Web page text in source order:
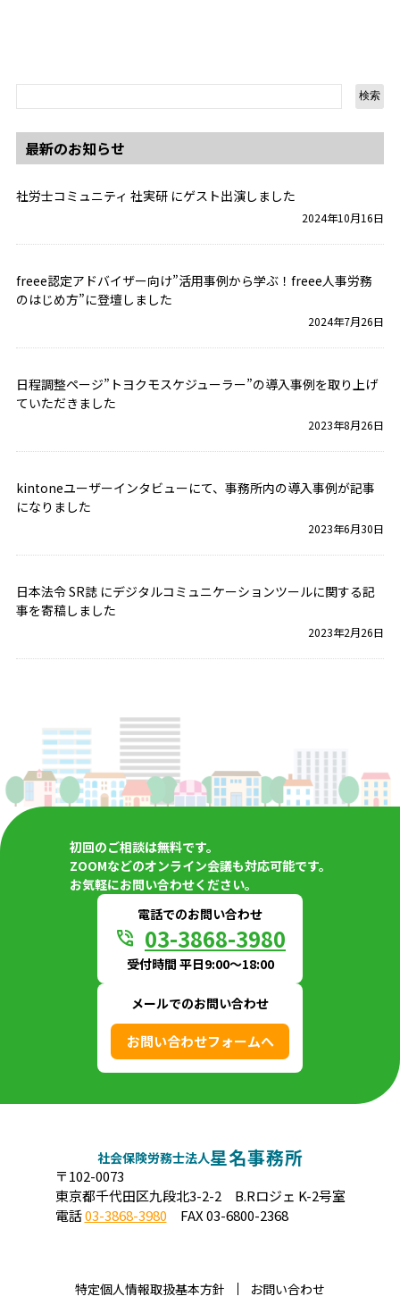
検索
最新のお知らせ
社労士コミュニティ 社実研 にゲスト出演しました
2024年10月16日
freee認定アドバイザー向け”活用事例から学ぶ！freee人事労務
のはじめ方”に登壇しました
2024年7月26日
日程調整ページ”トヨクモスケジューラー”の導入事例を取り上げ
ていただきました
2023年8月26日
kintoneユーザーインタビューにて、事務所内の導入事例が記事
になりました
2023年6月30日
日本法令 SR誌 にデジタルコミュニケーションツールに関する記
事を寄稿しました
2023年2月26日
初回のご相談は無料です。
ZOOMなどのオンライン会議も対応可能です。
お気軽にお問い合わせください。
電話でのお問い合わせ
phone_in_talk 03-3868-3980
受付時間 平日9:00〜18:00
メールでのお問い合わせ
お問い合わせフォームへ
社会保険労務士法人星名事務所
〒102-0073
東京都千代田区九段北3-2-2 B.Rロジェ K-2号室
電話03-3868-3980 FAX 03-6800-2368
特定個人情報取扱基本方針 お問い合わせ